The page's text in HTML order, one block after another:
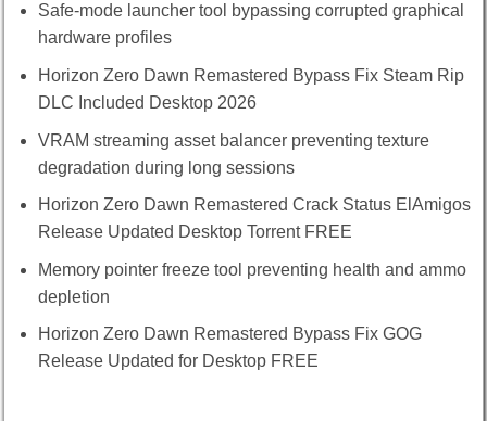
Safe-mode launcher tool bypassing corrupted graphical
hardware profiles
Horizon Zero Dawn Remastered Bypass Fix Steam Rip
DLC Included Desktop 2026
VRAM streaming asset balancer preventing texture
degradation during long sessions
Horizon Zero Dawn Remastered Crack Status ElAmigos
Release Updated Desktop Torrent FREE
Memory pointer freeze tool preventing health and ammo
depletion
Horizon Zero Dawn Remastered Bypass Fix GOG
Release Updated for Desktop FREE